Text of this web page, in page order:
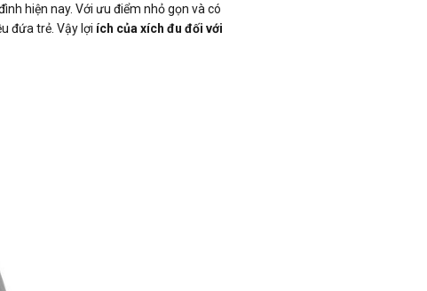
hiện nay. Với ưu điểm nhỏ gọn và có
đứa trẻ. Vậy lợi ích của xích đu đối với